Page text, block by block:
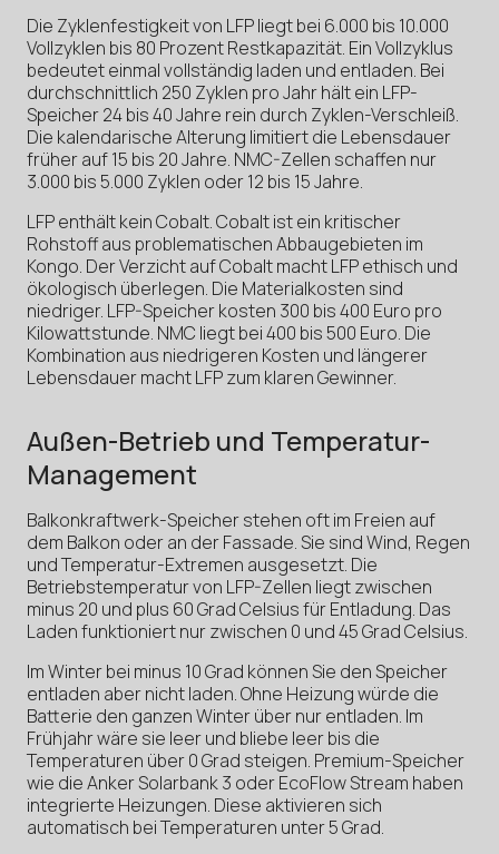
Die Zyklenfestigkeit von LFP liegt bei 6.000 bis 10.000
Vollzyklen bis 80 Prozent Restkapazität. Ein Vollzyklus
bedeutet einmal vollständig laden und entladen. Bei
durchschnittlich 250 Zyklen pro Jahr hält ein LFP-
Speicher 24 bis 40 Jahre rein durch Zyklen-Verschleiß.
Die kalendarische Alterung limitiert die Lebensdauer
früher auf 15 bis 20 Jahre. NMC-Zellen schaffen nur
3.000 bis 5.000 Zyklen oder 12 bis 15 Jahre.
LFP enthält kein Cobalt. Cobalt ist ein kritischer
Rohstoff aus problematischen Abbaugebieten im
Kongo. Der Verzicht auf Cobalt macht LFP ethisch und
ökologisch überlegen. Die Materialkosten sind
niedriger. LFP-Speicher kosten 300 bis 400 Euro pro
Kilowattstunde. NMC liegt bei 400 bis 500 Euro. Die
Kombination aus niedrigeren Kosten und längerer
Lebensdauer macht LFP zum klaren Gewinner.
Außen-Betrieb und Temperatur-
Management
Balkonkraftwerk-Speicher stehen oft im Freien auf
dem Balkon oder an der Fassade. Sie sind Wind, Regen
und Temperatur-Extremen ausgesetzt. Die
Betriebstemperatur von LFP-Zellen liegt zwischen
minus 20 und plus 60 Grad Celsius für Entladung. Das
Laden funktioniert nur zwischen 0 und 45 Grad Celsius.
Im Winter bei minus 10 Grad können Sie den Speicher
entladen aber nicht laden. Ohne Heizung würde die
Batterie den ganzen Winter über nur entladen. Im
Frühjahr wäre sie leer und bliebe leer bis die
Temperaturen über 0 Grad steigen. Premium-Speicher
wie die Anker Solarbank 3 oder EcoFlow Stream haben
integrierte Heizungen. Diese aktivieren sich
automatisch bei Temperaturen unter 5 Grad.